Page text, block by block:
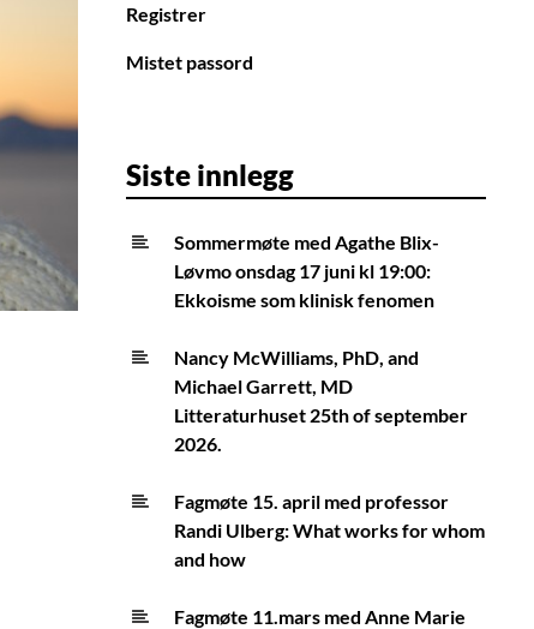
Registrer
Mistet passord
Siste innlegg
Sommermøte med Agathe Blix-
Løvmo onsdag 17 juni kl 19:00:
Ekkoisme som klinisk fenomen
Nancy McWilliams, PhD, and
Michael Garrett, MD
Litteraturhuset 25th of september
2026.
Fagmøte 15. april med professor
Randi Ulberg: What works for whom
and how
Fagmøte 11.mars med Anne Marie